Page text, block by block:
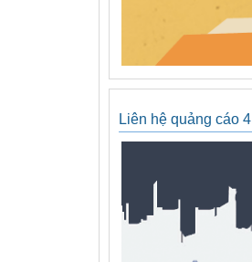
Liên hệ quảng cáo 4